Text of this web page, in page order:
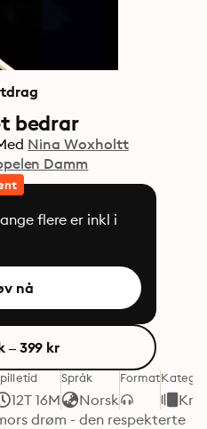
bedrar
Nina Woxholtt
Damm
flere er inkl i
nå
– 399 kr
12T 16M
Språk
Norsk
Format
drøm - den respekterte